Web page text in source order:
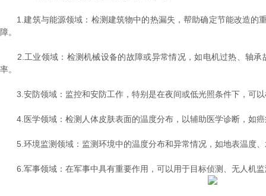
1.建筑与能源领域：检测建筑物中的热漏失，帮助确定节能改造的
障。
2.工业领域：检测机械设备的故障或异常情况，如电机过热、轴承
率。
3.安防领域：监控和安防工作，特别是在夜间或低光照条件下，可
4.医学领域：检测人体皮肤表面的温度分布，以辅助医学诊断，如癌
5.环境监测领域：监测环境中的温度分布和异常情况，如地表温度
6.军事领域：在军事中具有重要作用，可以用于目标侦测、无人机监